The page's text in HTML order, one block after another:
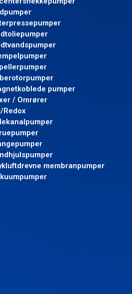
pumper
/ Omrører
Redox
membranpumper